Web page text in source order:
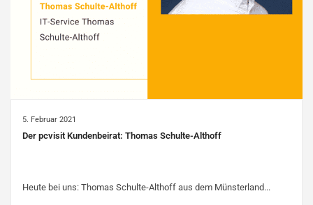
5. Februar 2021
Der pcvisit Kundenbeirat: Thomas Schulte-Althoff
Heute bei uns: Thomas Schulte-Althoff aus dem Münsterland...